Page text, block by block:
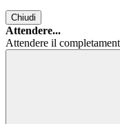
Chiudi
Attendere...
Attendere il